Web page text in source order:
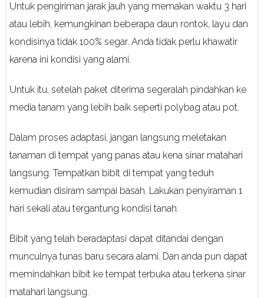
Untuk pengiriman jarak jauh yang memakan waktu 3 hari
atau lebih, kemungkinan beberapa daun rontok, layu dan
kondisinya tidak 100% segar. Anda tidak perlu khawatir
karena ini kondisi yang alami.
Untuk itu, setelah paket diterima segeralah pindahkan ke
media tanam yang lebih baik seperti polybag atau pot.
Dalam proses adaptasi, jangan langsung meletakan
tanaman di tempat yang panas atau kena sinar matahari
langsung. Tempatkan bibit di tempat yang teduh
kemudian disiram sampai basah. Lakukan penyiraman 1
hari sekali atau tergantung kondisi tanah.
Bibit yang telah beradaptasi dapat ditandai dengan
munculnya tunas baru secara alami. Dan anda pun dapat
memindahkan bibit ke tempat terbuka atau terkena sinar
matahari langsung.